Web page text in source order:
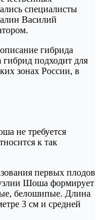
специалисты
Василий
гибрида
подходит для
зонах России, в
не требуется
к так
первых плодов
Шоша формирует
белошипые. Длина
3 см и средней